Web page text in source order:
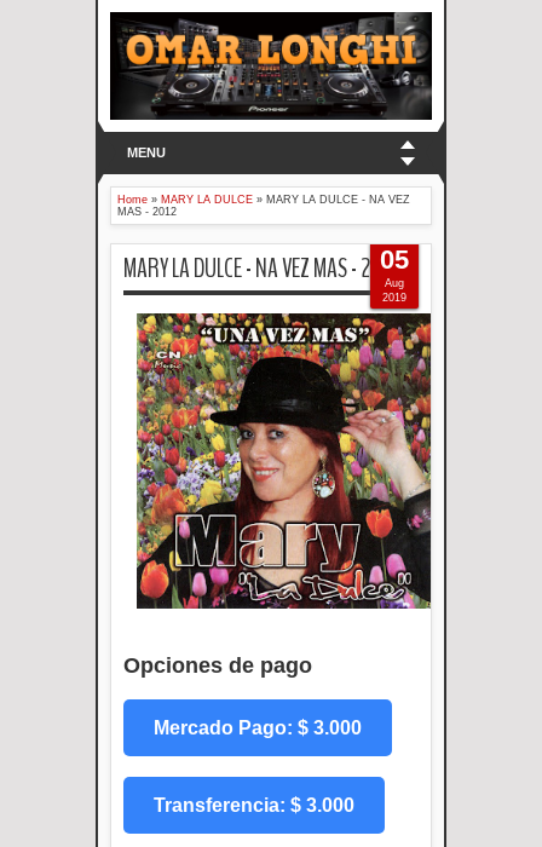
MENU
Home » MARY LA DULCE » MARY LA DULCE - NA VEZ
MAS - 2012
MARY LA DULCE - NA VEZ MAS - 2012
Opciones de pago
Mercado Pago: $ 3.000
Transferencia: $ 3.000
05
Aug
2019